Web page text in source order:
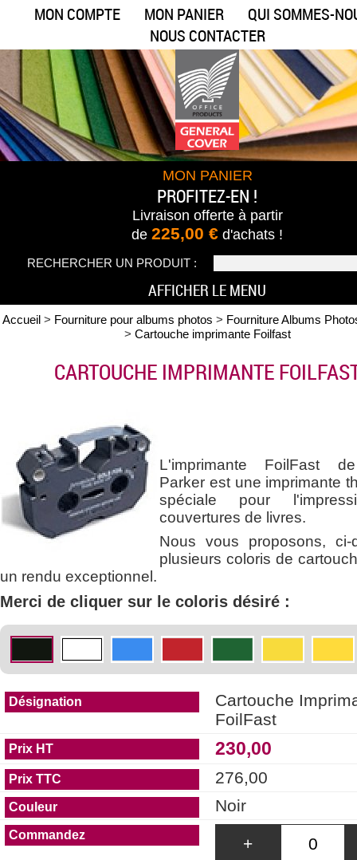
MON COMPTE MON PANIER
QUI SOMMES-
NOUS CONTACTER
MON PANIER
PROFITEZ-EN !
Livraison offerteà partir
de 225,00 € d'achats !
RECHERCHER UN PRODUIT :
AFFICHER LE MENU
Accueil> Fourniture pour albums photos > Fourniture Albums
> Cartouche imprimante Foilfast
CARTOUCHE IMPRIMANTE
L'imprimante FoilFast
Parker est une imprimante
spéciale pour
couvertures de livres.
Nous vous proposons, ci-
plusieurs coloris de
un rendu exceptionnel.
Merci de cliquer sur le coloris désiré :
Cartouche
FoilFast
230,00
276,00
Noir
+